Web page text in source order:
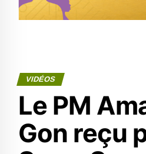
VIDÉOS
Le PM
Gon reçu